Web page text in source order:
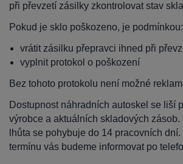
při převzetí zásilky zkontrolovat stav
Pokud je sklo poškozeno, je podmínkou:
vrátit zásilku přepravci ihned při
vyplnit protokol o poškození
Bez tohoto protokolu není možné
Dostupnost náhradních autoskel se liší
výrobce a aktuálních skladových
lhůta se pohybuje do 14 pracovních
termínu vás budeme informovat po